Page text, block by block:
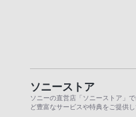
ソニーストア
ソニーの直営店「ソニーストア」
ど豊富なサービスや特典をご提供し